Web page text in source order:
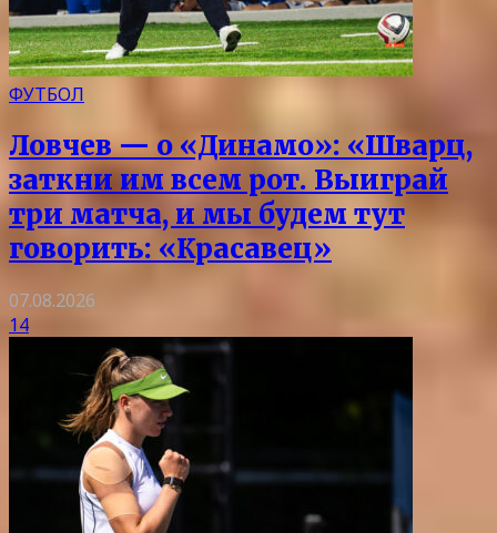
ФУТБОЛ
Ловчев — о «Динамо»: «Шварц,
заткни им всем рот. Выиграй
три матча, и мы будем тут
говорить: «Красавец»
07.08.2026
14